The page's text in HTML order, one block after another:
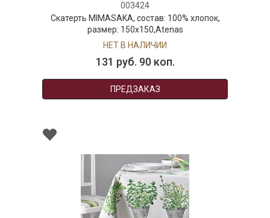
003424
Скатерть MIMASAKA, состав: 100% хлопок,
размер: 150х150,Atenas
НЕТ В НАЛИЧИИ
131 руб. 90 коп.
ПРЕДЗАКАЗ